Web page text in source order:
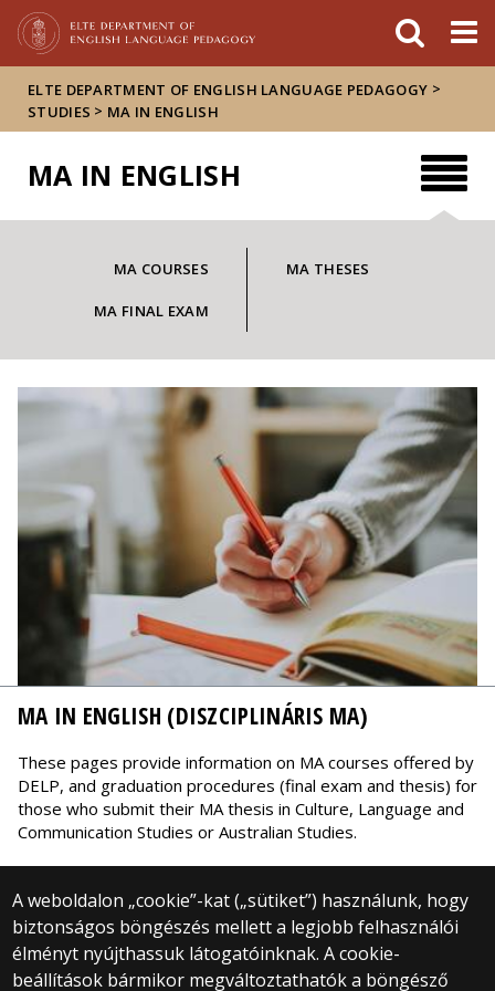
Események
sajtóban
ELTE DEPARTMENT OF ENGLISH LANGUAGE PEDAGOGY >
STUDIES > MA IN ENGLISH
MA IN ENGLISH
MA COURSES
MA FINAL EXAM
MA THESES
MA IN ENGLISH (DISZCIPLINÁRIS MA)
These pages provide information on MA courses offered by
DELP, and graduation procedures (final exam and thesis) for
those who submit their MA thesis in Culture, Language and
Communication Studies or Australian Studies.
A weboldalon „cookie”-kat („sütiket”) használunk, hogy
biztonságos böngészés mellett a legjobb felhasználói
élményt nyújthassuk látogatóinknak. A cookie-
beállítások bármikor megváltoztathatók a böngésző
© 2024 Eötvös Loránd University
All Rights Reserved.